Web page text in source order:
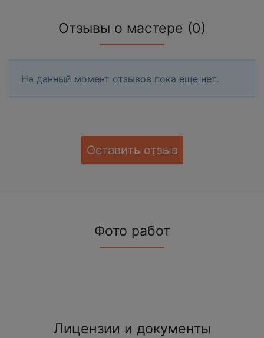
Отзывы о мастере (0)
На данный момент отзывов пока еще нет.
Оставить отзыв
Фото работ
Лицензии и документы